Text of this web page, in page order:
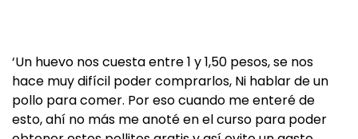
‘Un huevo nos cuesta entre 1 y 1,50 pesos, se nos
hace muy difícil poder comprarlos, Ni hablar de un
pollo para comer. Por eso cuando me enteré de
esto, ahí no más me anoté en el curso para poder